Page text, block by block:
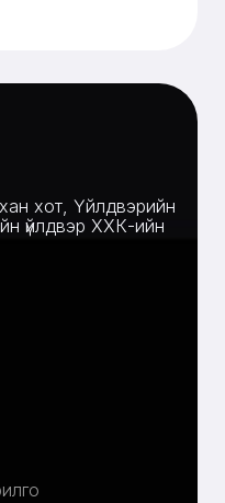
хот, Үйлдвэрийн
үйлдвэр ХХК-ийн